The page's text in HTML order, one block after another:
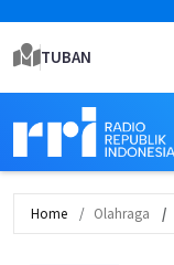
TUBAN
Home Olahraga